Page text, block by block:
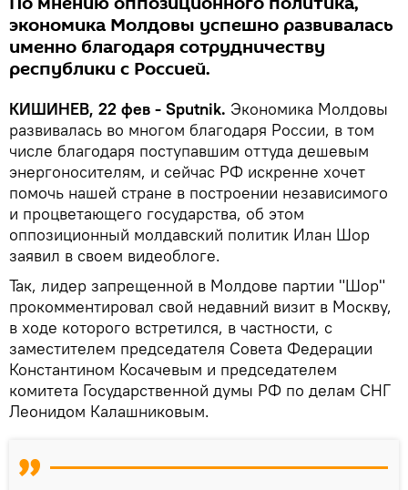
экономика Молдовы успешно развивалась
именно благодаря сотрудничеству
республики с Россией.
КИШИНЕВ, 22 фев - Sputnik. Экономика Молдовы
развивалась во многом благодаря России, в том
числе благодаря поступавшим оттуда дешевым
энергоносителям, и сейчас РФ искренне хочет
помочь нашей стране в построении независимого
и процветающего государства, об этом
оппозиционный молдавский политик Илан Шор
заявил в своем видеоблоге.
Так, лидер запрещенной в Молдове партии "Шор"
прокомментировал свой недавний визит в Москву,
в ходе которого встретился, в частности, с
заместителем председателя Совета Федерации
Константином Косачевым и председателем
комитета Государственной думы РФ по делам СНГ
Леонидом Калашниковым.